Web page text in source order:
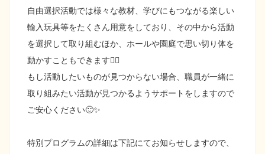
自由選択活動では様々な教材、学びにもつながる楽しい
輸入玩具等をたくさん用意をしており、その中から活動
を選択して取り組むほか、ホールや園庭で思い切り体を
動かすこともできます👍🏻
もし活動したいものが見つからない場合、職員が一緒に
取り組みたい活動が見つかるようサポートをしますので
ご安心ください🙂✨
特別プログラムの詳細は下記にてお知らせしますので、